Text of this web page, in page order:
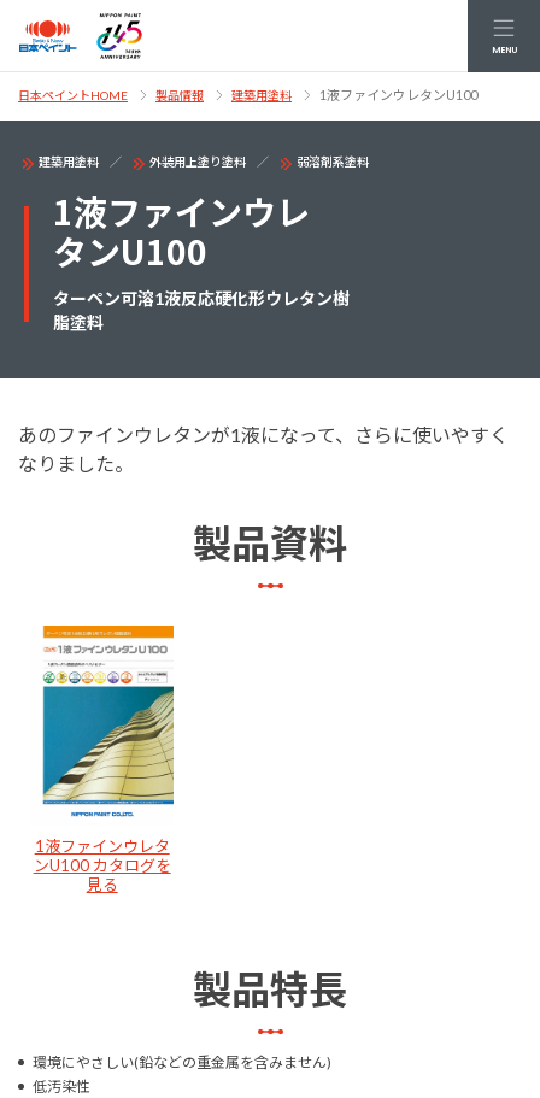
MENU
日本ペイントHOME 製品情報 建築用塗料 1液ファインウレタンU100
建築用塗料 外装用上塗り塗料 弱溶剤系塗料
1液ファインウレ
タンU100
ターペン可溶1液反応硬化形ウレタン樹
脂塗料
あのファインウレタンが1液になって、さらに使いやすく
なりました。
製品資料
1液ファインウレタ
ンU100 カタログを
見る
製品特長
環境にやさしい(鉛などの重金属を含みません)
低汚染性